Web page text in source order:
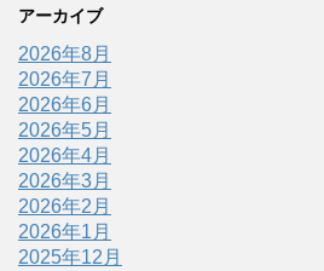
アーカイブ
2026年8月
2026年7月
2026年6月
2026年5月
2026年4月
2026年3月
2026年2月
2026年1月
2025年12月